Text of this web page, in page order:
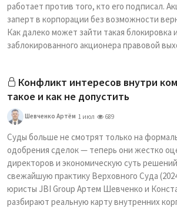
работает против того, кто его подписал.
заперт в корпорации без возможности
Как далеко может зайти такая блокировка
заблокированного акционера правовой
Конфликт интересов внутри
такое и как не допустить
Шевченко Артём 1 июл 689
Суды больше не смотрят только на
одобрения сделок — теперь они жестко
директоров и экономическую суть
свежайшую практику Верховного Суда
юристы JBI Group Артем Шевченко и
разбирают реальную карту внутренних